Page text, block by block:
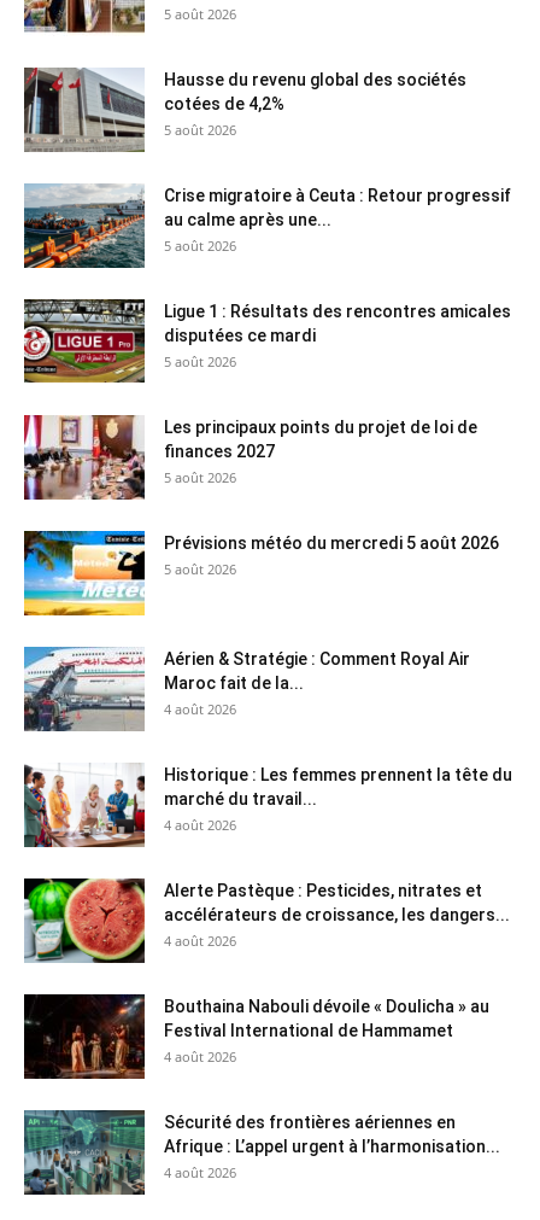
5 août 2026
Hausse du revenu global des sociétés
cotées de 4,2%
5 août 2026
Crise migratoire à Ceuta : Retour progressif
au calme après une...
5 août 2026
Ligue 1 : Résultats des rencontres amicales
disputées ce mardi
5 août 2026
Les principaux points du projet de loi de
finances 2027
5 août 2026
Prévisions météo du mercredi 5 août 2026
5 août 2026
Aérien & Stratégie : Comment Royal Air
Maroc fait de la...
4 août 2026
Historique : Les femmes prennent la tête du
marché du travail...
4 août 2026
Alerte Pastèque : Pesticides, nitrates et
accélérateurs de croissance, les dangers...
4 août 2026
Bouthaina Nabouli dévoile « Doulicha » au
Festival International de Hammamet
4 août 2026
Sécurité des frontières aériennes en
Afrique : L’appel urgent à l’harmonisation...
4 août 2026